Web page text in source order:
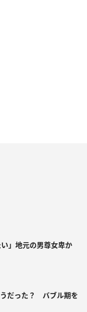
」地元の男尊女卑か
うだった？ バブル期を